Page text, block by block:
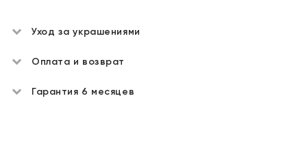
Уход за украшениями
Оплата и возврат
Гарантия 6 месяцев